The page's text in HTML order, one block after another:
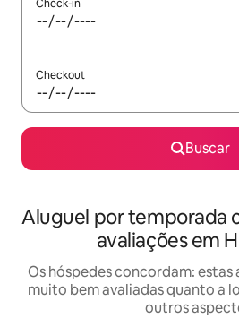
Check-in
Checkout
Buscar
Aluguel por temporada
avaliações em
Os hóspedes concordam:
muito bem avaliadas quanto a
outros